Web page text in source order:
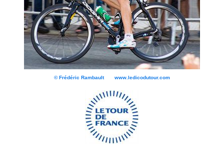
© Frédéric Rambault www.ledicodutour.com